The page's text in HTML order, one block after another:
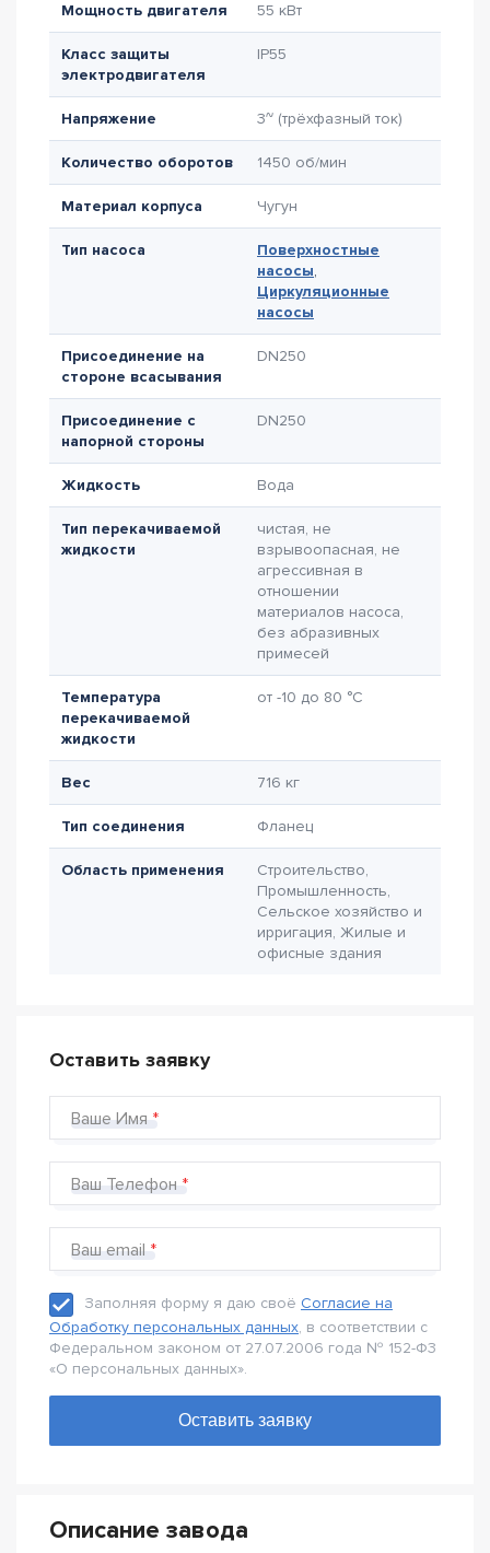
Мощность двигателя 55 кВт
Класс защиты
электродвигателя
IP55
Напряжение 3~ (трёхфазный ток)
Количество оборотов 1450 об/мин
Материал корпуса Чугун
Тип насоса
Поверхностные
насосы,
Циркуляционные
насосы
Присоединение на
стороне всасывания
DN250
Присоединение с
напорной стороны
DN250
Жидкость Вода
Тип перекачиваемой
жидкости
чистая, не
взрывоопасная, не
агрессивная в
отношении
материалов насоса,
без абразивных
примесей
Температура
перекачиваемой
жидкости
от -10 до 80 °C
Вес 716 кг
Тип соединения Фланец
Область применения
Строительство,
Промышленность,
Сельское хозяйство и
ирригация, Жилые и
офисные здания
Оставить заявку
Ваше Имя
Ваш Телефон
Ваш email
Заполняя форму я даю своё Согласие на
Обработку персональных данных, в соответствии с
Федеральном законом от 27.07.2006 года № 152-Ф3
«О персональных данных».
Описание завода